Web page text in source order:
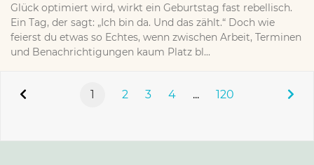
Glück optimiert wird, wirkt ein Geburtstag fast rebellisch.
Ein Tag, der sagt: „Ich bin da. Und das zählt.“ Doch wie
feierst du etwas so Echtes, wenn zwischen Arbeit, Terminen
und Benachrichtigungen kaum Platz bl...
1 2 3 4 ... 120